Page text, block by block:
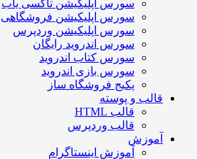
سورس اپلیکیشن تاکسی یاب
سورس اپلیکیشن فروشگاهی
سورس اپلیکیشن وردپرس
سورس اندروید رایگان
سورس کتاب اندروید
سورس بازی اندروید
پکیج فروشگاه ساز
قالب و پوسته
قالب HTML
قالب وردپرس
آموزش
آموزش اینستاگرام